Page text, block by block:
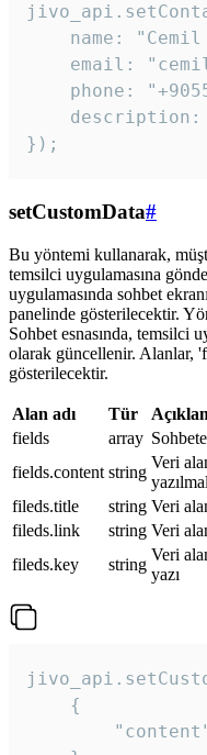
name: "Cemil
email:
phone:
});
setCustomData#
Bu yöntemi kullanarak,
temsilci uygulamasına
uygulamasında sohbet
panelinde gösterilecektir.
Sohbet esnasında, temsilci
olarak güncellenir. Alanlar,
gösterilecektir.
Alan adı Tür
fields
array
fields.content string
Veri
fileds.title
string Veri
fileds.link
string Veri
fileds.key
string
Veri
yazı
    {